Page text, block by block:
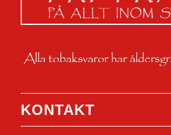
KONTAKT